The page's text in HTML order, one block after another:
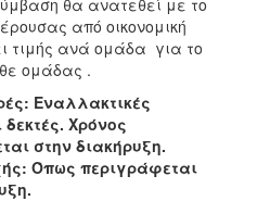
από οικονομική
τιμής ανά ομάδα για το
ομάδας .
Εναλλακτικές
Χρόνος
στην διακήρυξη.
Όπως περιγράφεται